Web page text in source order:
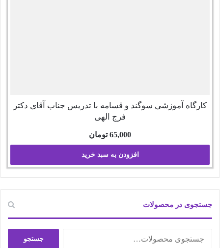
کارگاه آموزشی سوگند و قسامه با تدریس جناب آقای دکتر
فرج الهی
65,000 تومان
افزودن به سبد خرید
جستجوی در محصولات
برای:
جستجو